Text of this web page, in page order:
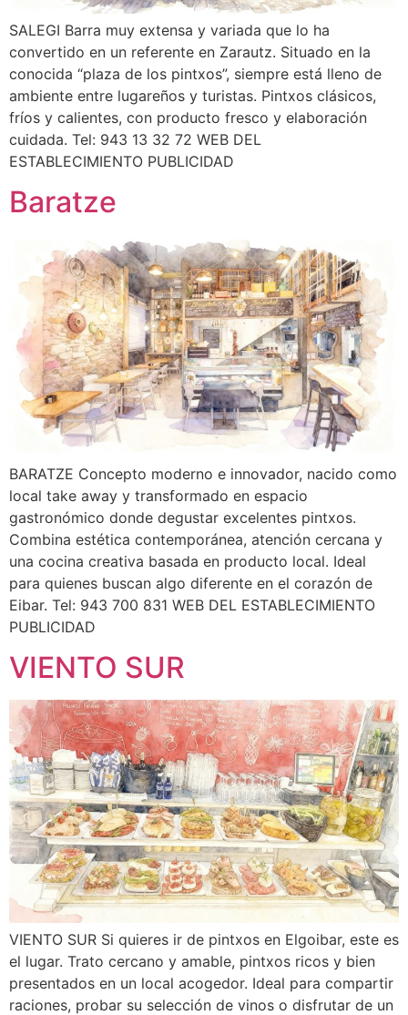
SALEGI Barra muy extensa y variada que lo ha
convertido en un referente en Zarautz. Situado en la
conocida “plaza de los pintxos”, siempre está lleno de
ambiente entre lugareños y turistas. Pintxos clásicos,
fríos y calientes, con producto fresco y elaboración
cuidada. Tel: 943 13 32 72 WEB DEL
ESTABLECIMIENTO PUBLICIDAD
Baratze
BARATZE Concepto moderno e innovador, nacido como
local take away y transformado en espacio
gastronómico donde degustar excelentes pintxos.
Combina estética contemporánea, atención cercana y
una cocina creativa basada en producto local. Ideal
para quienes buscan algo diferente en el corazón de
Eibar. Tel: 943 700 831 WEB DEL ESTABLECIMIENTO
PUBLICIDAD
VIENTO SUR
VIENTO SUR Si quieres ir de pintxos en Elgoibar, este es
el lugar. Trato cercano y amable, pintxos ricos y bien
presentados en un local acogedor. Ideal para compartir
raciones, probar su selección de vinos o disfrutar de un